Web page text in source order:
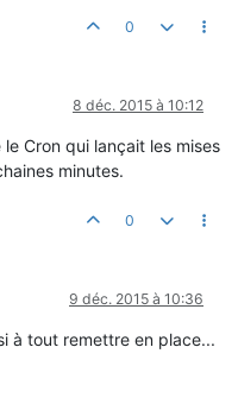
0
8 déc. 2015 à 10:12
Cron qui lançait les mises
minutes.
0
9 déc. 2015 à 10:36
à tout remettre en place...